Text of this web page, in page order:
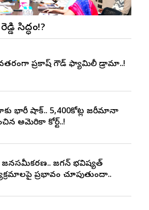
సిద్ధం!?
ప్రకాష్ గౌడ్ ఫ్యామిలీ డ్రామా..!
భారీ షాక్.. 5,400కోట్ల జరీమానా
అమెరికా కోర్ట్..!
జగన్ భవిష్యత్
ప్రభావం చూపుతుందా..